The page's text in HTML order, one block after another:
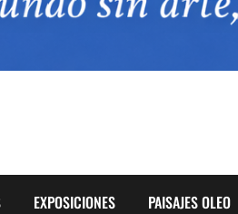
EXPOSICIONES PAISAJES OLEO